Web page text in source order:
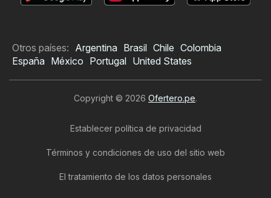
Otros países: Argentina Brasil Chile Colombia
España México Portugal United States
Copyright © 2026 Ofertero.pe.
Establecer política de privacidad
Términos y condiciones de uso del sitio web
El tratamiento de los datos personales